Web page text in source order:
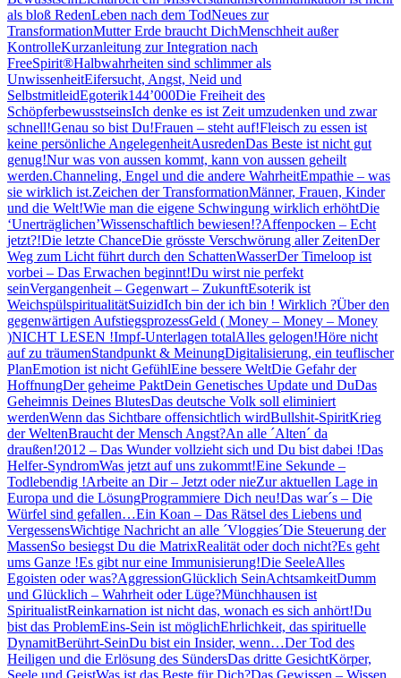
als bloß RedenLeben nach dem TodNeues zur
TransformationMutter Erde braucht DichMenschheit außer
KontrolleKurzanleitung zur Integration nach
FreeSpirit®Halbwahrheiten sind schlimmer als
UnwissenheitEifersucht, Angst, Neid und
SelbstmitleidEgoterik144’000Die Freiheit des
SchöpferbewusstseinsIch denke es ist Zeit umzudenken und zwar
schnell!Genau so bist Du!Frauen – steht auf!Fleisch zu essen ist
keine persönliche AngelegenheitAusredenDas Beste ist nicht gut
genug!Nur was von aussen kommt, kann von aussen geheilt
werden.Channeling, Engel und die andere WahrheitEmpathie – was
sie wirklich ist.Zeichen der TransformationMänner, Frauen, Kinder
und die Welt!Wie man die eigene Schwingung wirklich erhöhtDie
‘Unerträglichen’Wissenschaftlich bewiesen!?Affenpocken – Echt
jetzt?!Die letzte ChanceDie grösste Verschwörung aller ZeitenDer
Weg zum Licht führt durch den SchattenWasserDer Timeloop ist
vorbei – Das Erwachen beginnt!Du wirst nie perfekt
seinVergangenheit – Gegenwart – ZukunftEsoterik ist
WeichspülspiritualitätSuizidIch bin der ich bin ! Wirklich ?Über den
gegenwärtigen AufstiegsprozessGeld ( Money – Money – Money
)NICHT LESEN !Impf-Unterlagen totalAlles gelogen!Höre nicht
auf zu träumenStandpunkt & MeinungDigitalisierung, ein teuflischer
PlanEmotion ist nicht GefühlEine bessere WeltDie Gefahr der
HoffnungDer geheime PaktDein Genetisches Update und DuDas
Geheimnis Deines BlutesDas deutsche Volk soll eliminiert
werdenWenn das Sichtbare offensichtlich wirdBullshit-SpiritKrieg
der WeltenBraucht der Mensch Angst?An alle ´Alten´ da
draußen!2012 – Das Wunder vollzieht sich und Du bist dabei !Das
Helfer-SyndromWas jetzt auf uns zukommt!Eine Sekunde –
Todlebendig !Arbeite an Dir – Jetzt oder nieZur aktuellen Lage in
Europa und die LösungProgrammiere Dich neu!Das war´s – Die
Würfel sind gefallen…Ein Koan – Das Rätsel des Liebens und
VergessensWichtige Nachricht an alle ´Vloggies´Die Steuerung der
MassenSo besiegst Du die MatrixRealität oder doch nicht?Es geht
ums Ganze !Es gibt nur eine Immunisierung!Die SeeleAlles
Egoisten oder was?AggressionGlücklich SeinAchtsamkeitDumm
und Glücklich – Wahrheit oder Lüge?Münchhausen ist
SpiritualistReinkarnation ist nicht das, wonach es sich anhört!Du
bist das ProblemEins-Sein ist möglichEhrlichkeit, das spirituelle
DynamitBerührt-SeinDu bist ein Insider, wenn…Der Tod des
Heiligen und die Erlösung des SündersDas dritte GesichtKörper,